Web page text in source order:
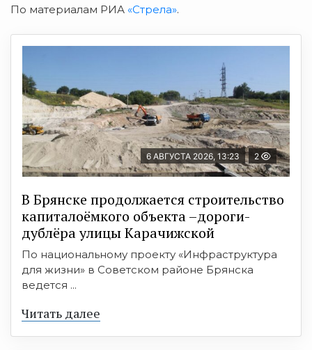
По материалам РИА «Стрела».
6 АВГУСТА 2026, 13:23 2
В Брянске продолжается строительство
капиталоёмкого объекта –дороги-
дублёра улицы Карачижской
По национальному проекту «Инфраструктура
для жизни» в Советском районе Брянска
ведется ...
Читать далее